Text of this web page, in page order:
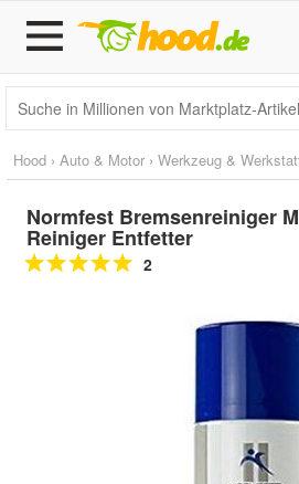
Hood › Auto & Motor › Werkzeug &
Normfest Bremsenreiniger
Reiniger Entfetter
2